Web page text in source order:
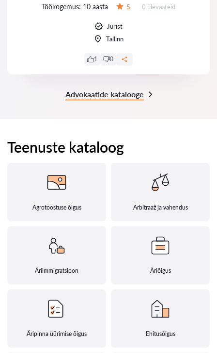
Töökogemus: 10 aasta 5 Ülevaateid:
0 ülevaateid
Jurist
Tallinn
1 0
Advokaatide katalooge
Teenuste kataloog
Agrotööstuse õigus Arbitraaž ja vahendus
Äriimmigratsioon Äriõigus
Äripinna üürimise õigus Ehitusõigus